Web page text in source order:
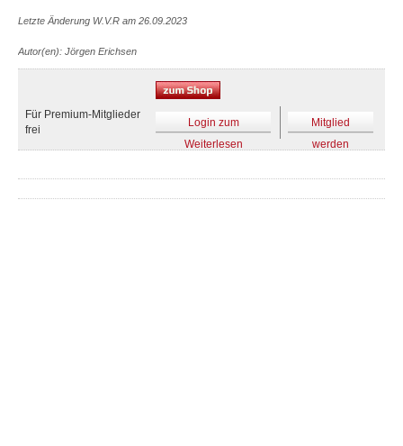
Letzte Änderung W.V.R am 26.09.2023
Autor(en): Jörgen Erichsen
Für Premium-Mitglieder
frei
Login zum
Weiterlesen
Mitglied
werden